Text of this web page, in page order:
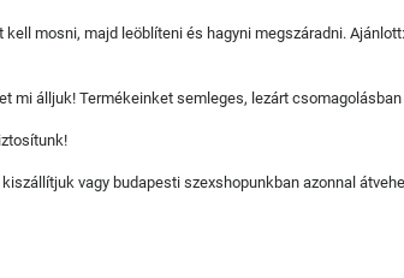
mosni, majd leöblíteni és hagyni megszáradni.
mi álljuk! Termékeinket semleges, lezárt
vagy budapesti szexshopunkban azonnal